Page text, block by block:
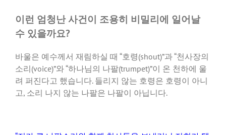
이런 엄청난 사건이 조용히 비밀리에 일어날
수 있을까요?
바울은 예수께서 재림하실 때 “호령(shout)”과 “천사장의
소리(voice)”와 “하나님의 나팔(trumpet)”이 온 천하에 울
려 퍼진다고 했습니다. 들리지 않는 호령은 호령이 아니
고, 소리 나지 않는 나팔은 나팔이 아닙니다.